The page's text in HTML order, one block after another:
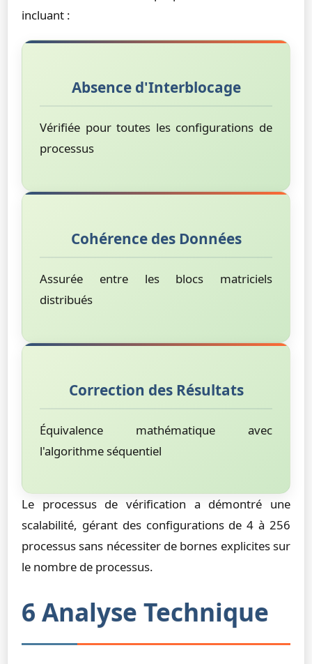
incluant :
Absence d'Interblocage
Vérifiée pour toutes les configurations de
processus
Cohérence des Données
Assurée entre les blocs matriciels
distribués
Correction des Résultats
Équivalence mathématique avec
l'algorithme séquentiel
Le processus de vérification a démontré une
scalabilité, gérant des configurations de 4 à 256
processus sans nécessiter de bornes explicites sur
le nombre de processus.
6 Analyse Technique